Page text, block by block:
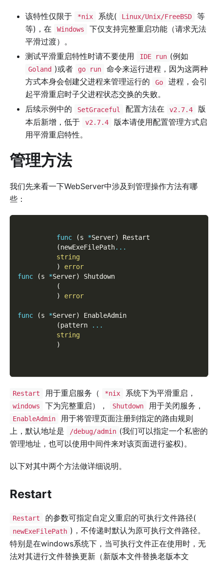
该特性仅限于 *nix 系统( Linux/Unix/FreeBSD
等
等)，在
Windows
下仅支持完整重启功能（请求无法
平滑过渡）。
测试平滑重启特性时请不要使用
IDE run (例如
Goland )或者 go run
命令来运行进程，因为这两种
方式本身会创建父进程来管理运行的
Go
进程，会引
起平滑重启时子父进程状态交换的失败。
后续示例中的
SetGraceful 配置方法在 v2.7.4
版
本后新增，低于
v2.7.4
版本请使用配置管理方式启
用平滑重启特性。
管理方法
我们先来看一下WebServer中涉及到管理操作方法有哪
些：
func (s *Server)
Restart
(newExeFilePath...
string
)
error
func
(s *Server)
Shutdown
(
)
error
func (s *Server)
EnableAdmin
(pattern
...
string
)
Restart 用于重启服务（ *nix 系统下为平滑重启，
windows 下为完整重启）， Shutdown 用于关闭服务，
EnableAdmin
用于将管理页面注册到指定的路由规则
上，默认地址是
/debug/admin (我们可以指定一个私密的
管理地址，也可以使用中间件来对该页面进行鉴权)。
以下对其中两个方法做详细说明。
Restart
Restart 的参数可指定自定义重启的可执行文件路径(
newExeFilePath )，不传递时默认为原可执行文件路径。
特别是在windows系统下，当可执行文件正在使用时，无
法对其进行文件替换更新（新版本文件替换老版本文